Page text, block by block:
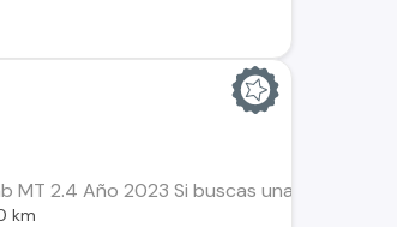
MT 2.4 Año 2023 Si buscas una
km